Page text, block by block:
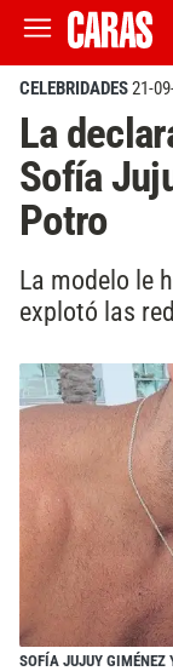
CELEBRIDADES21-
La
Sofía
Potro
La modelo le
explotó las
SOFÍA JUJUY GIMÉNEZ